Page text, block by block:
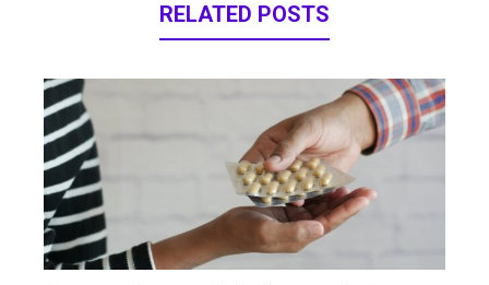
RELATED POSTS